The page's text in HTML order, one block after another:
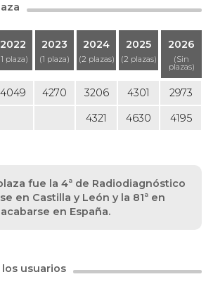
2022
plaza)
2023
(1 plaza)
2024
(2 plazas)
2025
(2 plazas)
2026
(Sin
plazas)
4049 4270 3206 4301
2973
4321
4630 4195
fue la 4ª de Radiodiagnóstico
en Castilla y León y la 81ª en
acabarse en España.
usuarios